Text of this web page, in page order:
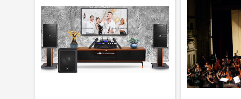
Hi-End thực sự là gì? Điều gì khiến
những cặp loa này có thể có giá từ vài
trăm triệu đến hàng tỷ đồng? Và quan
trọng hơn: liệu chúng có đáng để đầu
tư?